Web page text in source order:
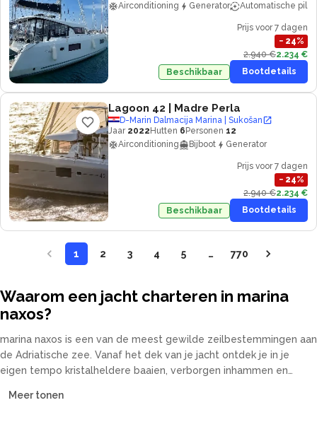
Airconditioning
Generator Automatische
Prijs voor 7 dagen
− 24%
2.940 €2.234 €
Beschikbaar
Bootdetails
Lagoon 42 | Madre Perla
D-Marin Dalmacija Marina | Sukošan
Jaar 2022 Hutten 6 Personen 12
Airconditioning
Bijboot Generator
Prijs voor 7 dagen
− 24%
2.940 €2.234 €
Beschikbaar
Bootdetails
1 2 3 4 5 … 770
Waarom een jacht charteren in marina
naxos?
marina naxos is een van de meest gewilde zeilbestemmingen aan
de Adriatische zee. Vanaf het dek van je jacht ontdek je in je
eigen tempo kristalheldere baaien, verborgen inhammen en
zeiljachten, motorjachten en guletten — met of zonder
Meer tonen